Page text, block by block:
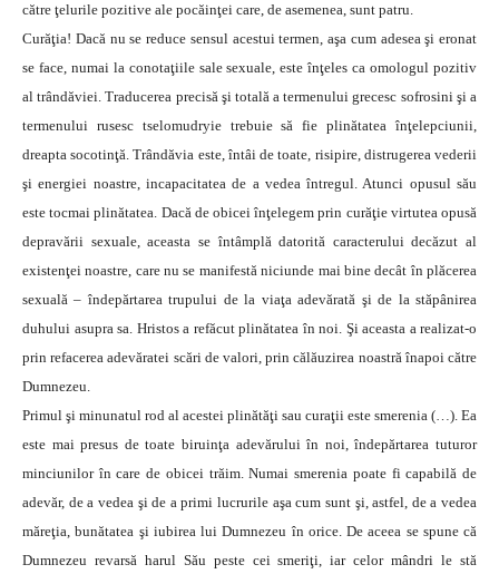
către ţelurile pozitive ale pocăinţei care, de asemenea, sunt patru.
Curăţia! Dacă nu se reduce sensul acestui termen, aşa cum adesea şi eronat
se face, numai la conotaţiile sale sexuale, este înţeles ca omologul pozitiv
al trândăviei. Traducerea precisă şi totală a termenului grecesc sofrosini şi a
termenului rusesc tselomudryie trebuie să fie plinătatea înţelepciunii,
dreapta socotinţă. Trândăvia este, întâi de toate, risipire, distrugerea vederii
şi energiei noastre, incapacitatea de a vedea întregul. Atunci opusul său
este tocmai plinătatea. Dacă de obicei înţelegem prin curăţie virtutea opusă
depravării sexuale, aceasta se întâmplă datorită caracterului decăzut al
existenţei noastre, care nu se manifestă niciunde mai bine decât în plăcerea
sexuală – îndepărtarea trupului de la viaţa adevărată şi de la stăpânirea
duhului asupra sa. Hristos a refăcut plinătatea în noi. Şi aceasta a realizat-o
prin refacerea adevăratei scări de valori, prin călăuzirea noastră înapoi către
Dumnezeu.
Primul şi minunatul rod al acestei plinătăţi sau curaţii este smerenia (…). Ea
este mai presus de toate biruinţa adevărului în noi, îndepărtarea tuturor
minciunilor în care de obicei trăim. Numai smerenia poate fi capabilă de
adevăr, de a vedea şi de a primi lucrurile aşa cum sunt şi, astfel, de a vedea
măreţia, bunătatea şi iubirea lui Dumnezeu în orice. De aceea se spune că
Dumnezeu revarsă harul Său peste cei smeriţi, iar celor mândri le stă